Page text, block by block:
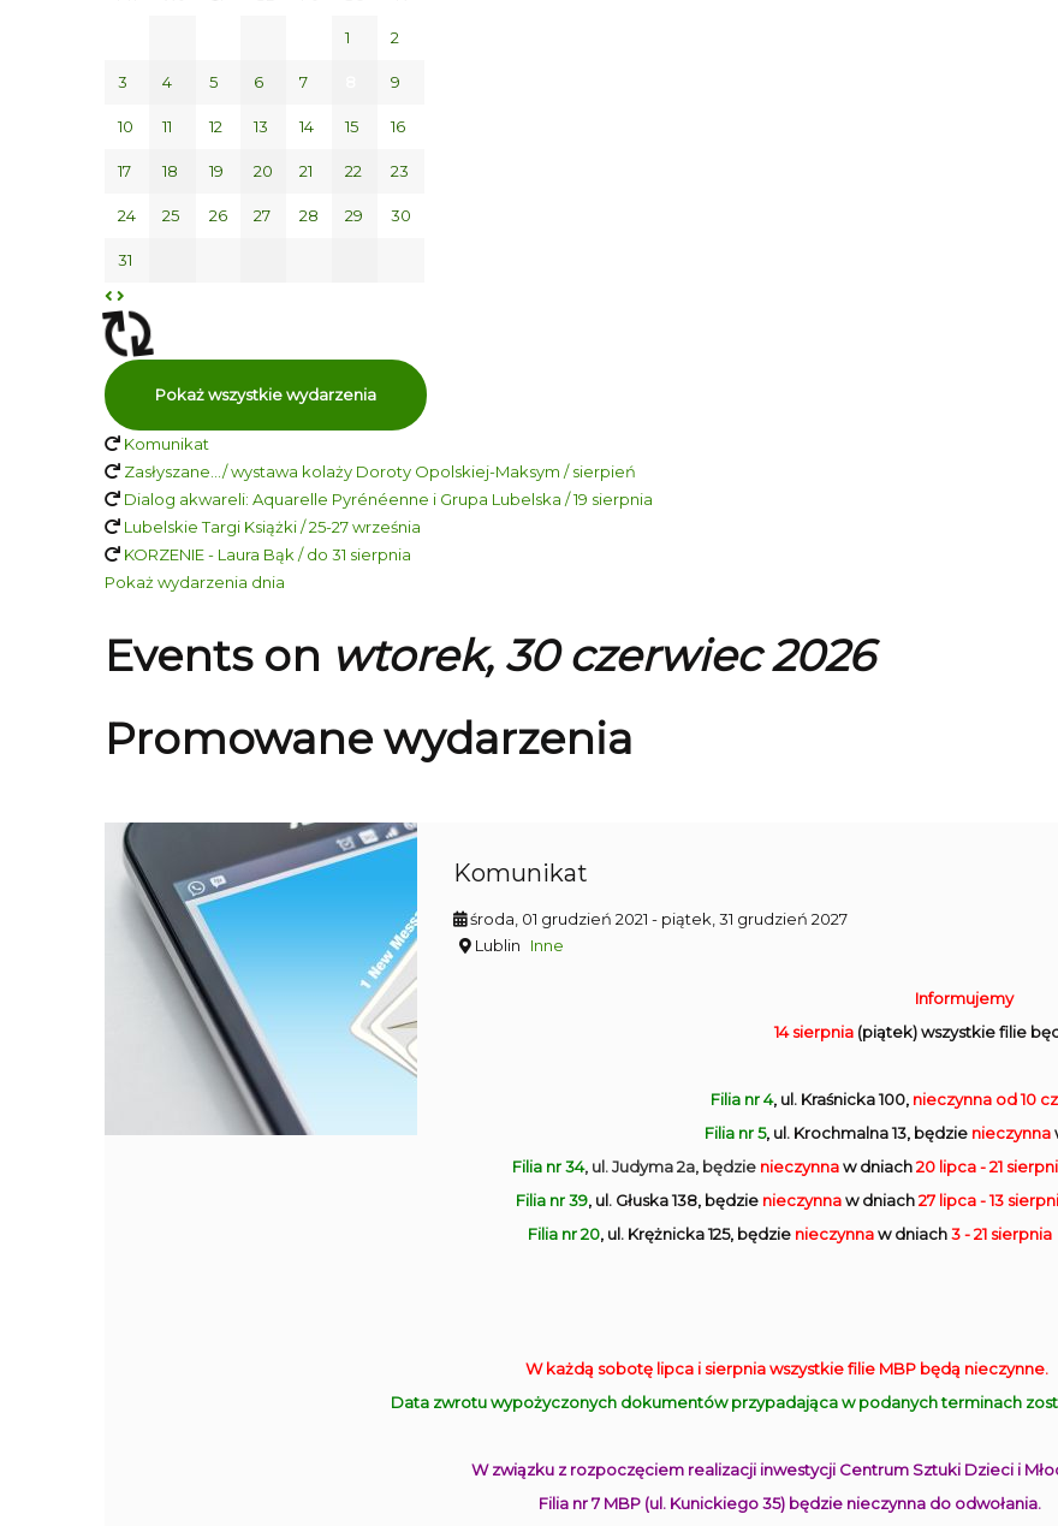
1 2
3 4 5 6 7 9
10 11 12 13 14 15 16
17 18 19 20 21 22 23
24 25 26 27 28 29 30
31
Pokaż wszystkie wydarzenia
Komunikat
Zasłyszane…/ wystawa kolaży Doroty Opolskiej-Maksym / sierpień
Dialog akwareli: Aquarelle Pyrénéenne i Grupa Lubelska / 19 sierpnia
Lubelskie Targi Książki / 25-27 września
KORZENIE - Laura Bąk / do 31 sierpnia
Pokaż wydarzenia dnia
Events on wtorek, 30 czerwiec 2026
Promowane wydarzenia
Komunikat
środa, 01 grudzień 2021 - piątek, 31 grudzień 2027
Lublin
Inne
Informujemy
14 sierpnia(piątek) wszystkie filie
Filia nr 4, ul. Kraśnicka 100, nieczynna od 10
Filia nr 5, ul. Krochmalna 13, będzie nieczynna
Filia nr 34, ul. Judyma 2a, będzie nieczynnaw dniach20 lipca - 21
Filia nr 39, ul. Głuska 138, będzie nieczynnaw dniach27 lipca - 13
Filia nr 20, ul. Krężnicka 125, będzie nieczynnaw dniach3 - 21 sierpnia
W każdą sobotę lipca i sierpnia wszystkie filie MBP będą nieczynne.
Data zwrotu wypożyczonych dokumentów przypadająca w podanych terminach
W związku z rozpoczęciem realizacji inwestycji Centrum Sztuki Dzieci i
Filia nr 7 MBP (ul. Kunickiego 35) będzie nieczynna do odwołania.